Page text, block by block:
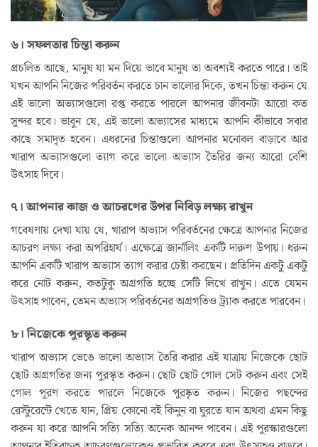
৬। সফলতার চিন্তা করুন
প্রচলিত আছে, মানুষ যা মন দিয়ে ভাবে মানুষ তা অবশ্যই করতে পারে। তাই
যখন আপনি নিজের পরিবর্তন করতে চান ভালোর দিকে, তখন চিন্তা করুন যে
এই ভালো অভ্যাসগুলো রপ্ত করতে পারলে আপনার জীবনটা আরো কত
সুন্দর হবে। ভাবুন যে, এই ভালো অভ্যাসের মাধ্যমে আপনি কীভাবে সবার
কাছে সমাদৃত হবেন। এধরনের চিন্তাগুলো আপনার মনোবল বাড়াবে আর
খারাপ অভ্যাসগুলো ত্যাগ করে ভালো অভ্যাস তৈরির জন্য আরো বেশি
উৎসাহ দিবে।
৭। আপনার কাজ ও আচরণের উপর নিবিড় লক্ষ্য রাখুন
গবেষণায় দেখা যায় যে, খারাপ অভ্যাস পরিবর্তনের ক্ষেত্রে আপনার নিজের
আচরণ লক্ষ্য করা অপরিহার্য। এক্ষেত্রে জার্নালিং একটি দারুণ উপায়। ধরুন
আপনি একটি খারাপ অভ্যাস ত্যাগ করার চেষ্টা করছেন। প্রতিদিন একটু একটু
করে নোট করুন, কতটুকু অগ্রগতি হচ্ছে সেটি লিখে রাখুন। এতে যেমন
উৎসাহ পাবেন, তেমন অভ্যাস পরিবর্তনের অগ্রগতিও ট্র‍্যাক করতে পারবেন।
৮। নিজেকে পুরস্কৃত করুন
খারাপ অভ্যাস ভেঙে ভালো অভ্যাস তৈরি করার এই যাত্রায় নিজেকে ছোট
ছোট অগ্রগতির জন্য পুরস্কৃত করুন। ছোট ছোট গোল সেট করুন এবং সেই
গোল পূরণ করতে পারলে নিজেকে পুরষ্কৃত করুন। নিজের পছন্দের
রেস্টুরেন্টে খেতে যান, প্রিয় কোনো বই কিনুন বা ঘুরতে যান অথবা এমন কিছু
করুন যা করে আপনি সত্যি সত্যি অনেক আনন্দ পাবেন। এই পুরস্কারগুলো